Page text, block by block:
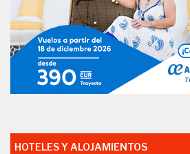
HOTELES Y ALOJAMIENTOS